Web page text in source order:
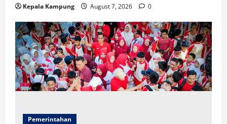
Kepala Kampung August 7, 2026 0
Pemerintahan